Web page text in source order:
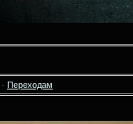
· Переходам